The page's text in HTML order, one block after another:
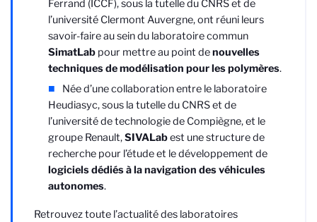
Ferrand (ICCF), sous la tutelle du CNRS et de
l’université Clermont Auvergne, ont réuni leurs
savoir-faire au sein du laboratoire commun
SimatLab pour mettre au point denouvelles
techniques de modélisation pour les polymères.
Née d’une collaboration entre le laboratoire
Heudiasyc, sous la tutelle du CNRS et de
l’université de technologie de Compiègne, et le
groupe Renault,SIVALabest une structure de
recherche pour l’étude et le développement de
logiciels dédiés à la navigation des véhicules
autonomes.
Retrouvez toute l’actualité des laboratoires